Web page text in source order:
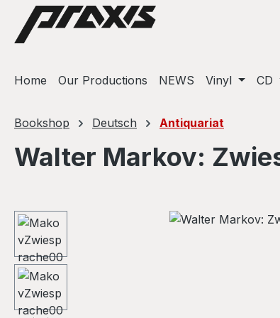
to main content
Skip to search
Skip to main navigation
Home Our Productions NEWS Vinyl CD
Bookshop Deutsch Antiquariat
Walter Markov:
Skip image gallery